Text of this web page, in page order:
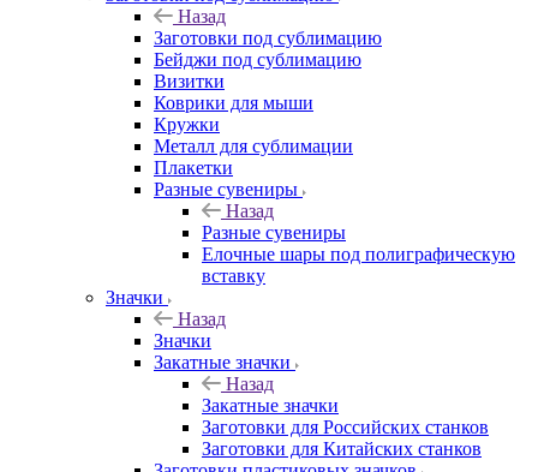
Назад
Заготовки под сублимацию
Бейджи под сублимацию
Визитки
Коврики для мыши
Кружки
Металл для сублимации
Плакетки
Разные сувениры
Назад
Разные сувениры
Елочные шары под полиграфическую
вставку
Значки
Назад
Значки
Закатные значки
Назад
Закатные значки
Заготовки для Российских станков
Заготовки для Китайских станков